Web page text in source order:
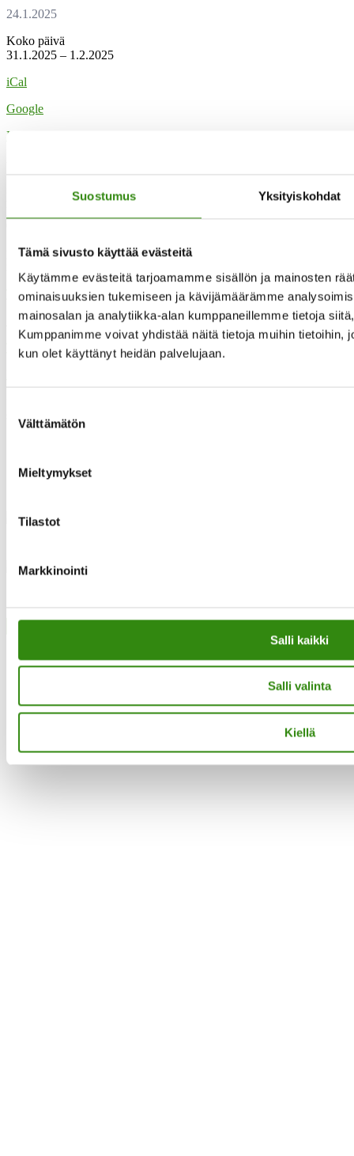
Suostumus Yksityiskohdat
Tämä sivusto käyttää evästeitä
Käytämme evästeitä tarjoamamme sisällön ja mainosten
ominaisuuksien tukemiseen ja kävijämäärämme
mainosalan ja analytiikka-alan kumppaneillemme tietoja
Kumppanimme voivat yhdistää näitä tietoja muihin tietoihin,
kun olet käyttänyt heidän palvelujaan.
valinta
Välttämätön
Mieltymykset
Tilastot
Markkinointi
Salli kaikki
Salli valinta
Kiellä
Sarka-
messut,
esittely
Koko päivä
31.1.2025 – 1.2.2025
iCal
Google
Katso koko kalenteri
Maaseudun tukihenkilöverkko
puh.0400 789 481
Tukihenkilöiden tupa
Saavutettavuusseloste
Tilaa uutiskirjeemme